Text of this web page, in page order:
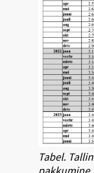
Tabel.